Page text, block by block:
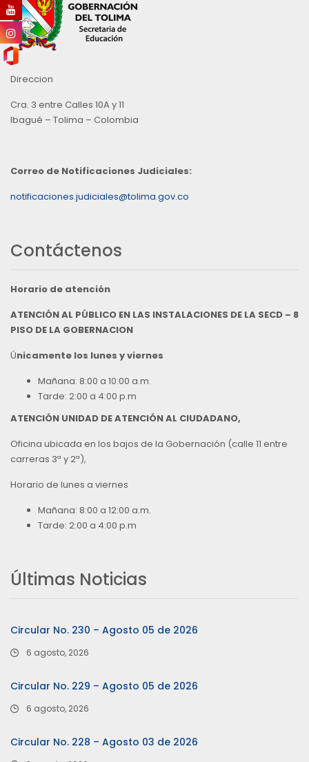
Direccion
Cra. 3 entre Calles 10A y 11
Ibagué – Tolima – Colombia
Correo de Notificaciones Judiciales:
notificaciones.judiciales@tolima.gov.co
Contáctenos
Horario de atención
ATENCIÓN AL PÚBLICO EN LAS INSTALACIONES DE LA SECD – 8
PISO DE LA GOBERNACION
Únicamente los lunes y viernes
Mañana: 8:00 a 10:00 a.m.
Tarde: 2:00 a 4:00 p.m
ATENCIÓN UNIDAD DE ATENCIÓN AL CIUDADANO,
Oficina ubicada en los bajos de la Gobernación (calle 11 entre
carreras 3ª y 2ª),
Horario de lunes a viernes
Mañana: 8:00 a 12:00 a.m.
Tarde: 2:00 a 4:00 p.m
Últimas Noticias
Circular No. 230 – Agosto 05 de 2026
6 agosto, 2026
Circular No. 229 – Agosto 05 de 2026
6 agosto, 2026
Circular No. 228 – Agosto 03 de 2026